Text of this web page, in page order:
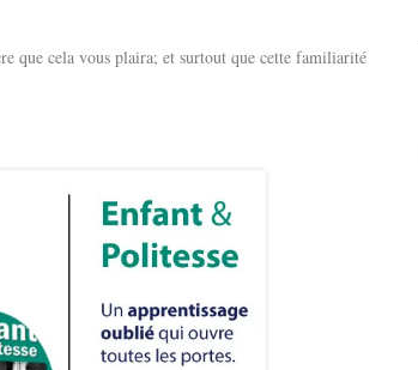
que cela vous plaira; et surtout que cette familiarité